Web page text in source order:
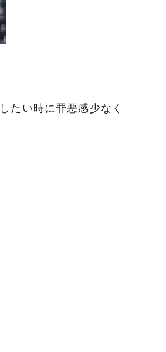
たい時に罪悪感少なく